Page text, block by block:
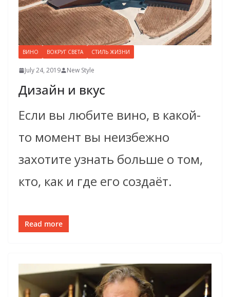
ВИНО ВОКРУГ СВЕТА СТИЛЬ ЖИЗНИ
July 24, 2019 New Style
Дизайн и вкус
Если вы любите вино, в какой-
то момент вы неизбежно
захотите узнать больше о том,
кто, как и где его создаёт.
Read more